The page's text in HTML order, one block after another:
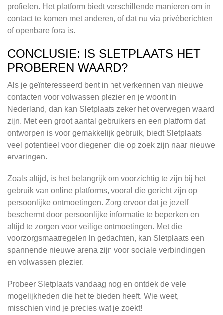
profielen. Het platform biedt verschillende manieren om in
contact te komen met anderen, of dat nu via privéberichten
of openbare fora is.
CONCLUSIE: IS SLETPLAATS HET
PROBEREN WAARD?
Als je geïnteresseerd bent in het verkennen van nieuwe
contacten voor volwassen plezier en je woont in
Nederland, dan kan Sletplaats zeker het overwegen waard
zijn. Met een groot aantal gebruikers en een platform dat
ontworpen is voor gemakkelijk gebruik, biedt Sletplaats
veel potentieel voor diegenen die op zoek zijn naar nieuwe
ervaringen.
Zoals altijd, is het belangrijk om voorzichtig te zijn bij het
gebruik van online platforms, vooral die gericht zijn op
persoonlijke ontmoetingen. Zorg ervoor dat je jezelf
beschermt door persoonlijke informatie te beperken en
altijd te zorgen voor veilige ontmoetingen. Met die
voorzorgsmaatregelen in gedachten, kan Sletplaats een
spannende nieuwe arena zijn voor sociale verbindingen
en volwassen plezier.
Probeer Sletplaats vandaag nog en ontdek de vele
mogelijkheden die het te bieden heeft. Wie weet,
misschien vind je precies wat je zoekt!